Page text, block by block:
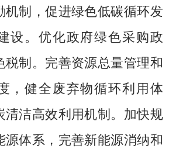
机制，促进绿色低碳循环发
设。优化政府绿色采购政
税制。完善资源总量管理和
，健全废弃物循环利用体
清洁高效利用机制。加快规
源体系，完善新能源消纳和